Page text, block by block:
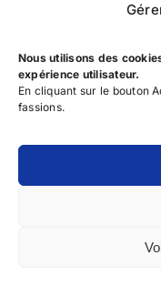
Nous utilisons des
expérience utilisateur.
En cliquant sur le bouton
fassions.
Useful links
Terms and